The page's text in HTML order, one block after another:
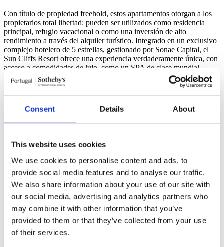
Consent Details About
This website uses cookies
We use cookies to personalise content and ads, to
provide social media features and to analyse our traffic.
We also share information about your use of our site with
our social media, advertising and analytics partners who
may combine it with other information that you’ve
provided to them or that they’ve collected from your use
of their services.
Con título de propiedad freehold, estos apartamentos otorgan a los
propietarios total libertad: pueden ser utilizados como residencia
principal, refugio vacacional o como una inversión de alto
rendimiento a través del alquiler turístico. Integrado en un exclusivo
complejo hotelero de 5 estrellas, gestionado por Sonae Capital, el
Sun Cliffs Resort ofrece una experiencia verdaderamente única, con
acceso a comodidades de lujo, como un SPA de clase mundial,
piscinas interiores y exteriores, un restaurante gourmet y un rooftop
lounge con vistas espectaculares al océano Atlántico.
T2+), con superficies que van desde 82 hasta 146 m², los
apartamentos a partir del segundo piso ofrecen vistas espectaculares
mejor de la vida costera.
El Sun Cliffs Resort será inaugurado y estará plenamente operativo
antes del verano de 2025, marcando el inicio de una nueva era de
lujo en el Algarve. Esta es la última oportunidad para convertirse en
un founding owner y ser parte de este proyecto exclusivo desde su
inicio.
En el Sun Cliffs Resort, cada momento es una celebración de la
elegancia, el confort y la belleza natural. Un lugar donde el lujo se
encuentra con el horizonte infinito del Atlántico, ya sea para vivir,